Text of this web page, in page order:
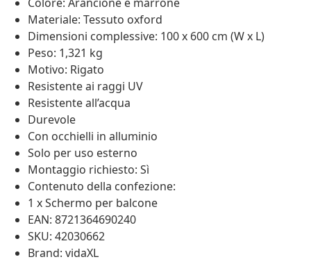
Materiale: Tessuto oxford
Dimensioni complessive: 100 x 600 cm (W x L)
Peso: 1,321 kg
Motivo: Rigato
Resistente ai raggi UV
Resistente all’acqua
Durevole
Con occhielli in alluminio
Solo per uso esterno
Montaggio richiesto: Sì
Contenuto della confezione:
1 x Schermo per balcone
EAN: 8721364690240
SKU: 42030662
Brand: vidaXL